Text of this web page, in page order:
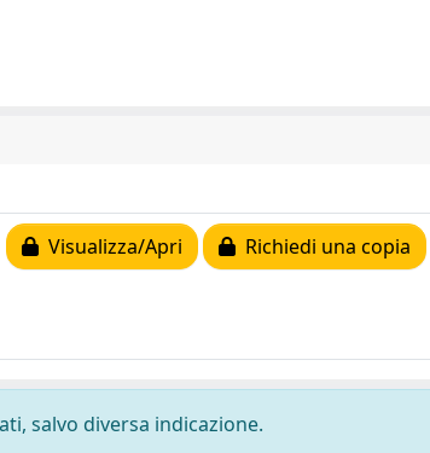
Visualizza/Apri Richiedi una copia
salvo diversa indicazione.